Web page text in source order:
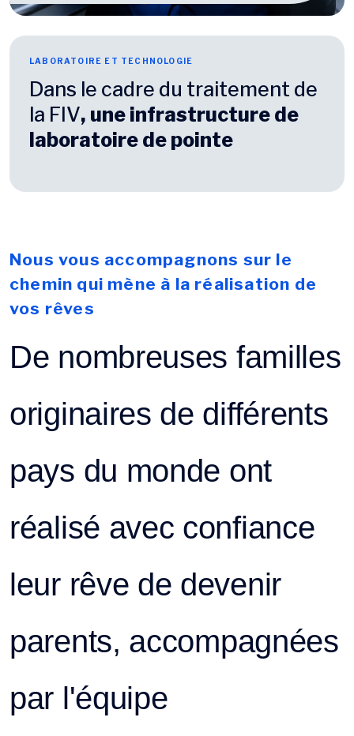
LABORATOIRE ET TECHNOLOGIE
Dans le cadre du traitement de
la FIV, une infrastructure de
laboratoire de pointe
Nous vous accompagnons sur le
chemin qui mène à la réalisation de
vos rêves
De nombreuses familles
originaires de différents
pays du monde ont
réalisé avec confiance
leur rêve de devenir
parents, accompagnées
par l'équipe